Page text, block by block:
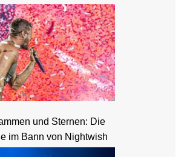
und Sternen: Die
im Bann von Nightwish